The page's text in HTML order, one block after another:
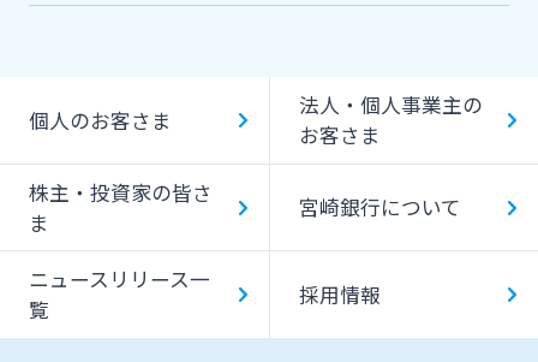
個人のお客さま
法人・個人事業主の
お客さま
株主・投資家の皆さ
ま
宮崎銀行について
ニュースリリース一
覧
採用情報